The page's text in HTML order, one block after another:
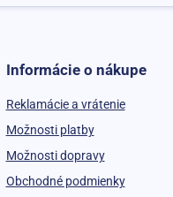
Informácie o nákupe
Reklamácie a vrátenie
Možnosti platby
Možnosti dopravy
Obchodné podmienky